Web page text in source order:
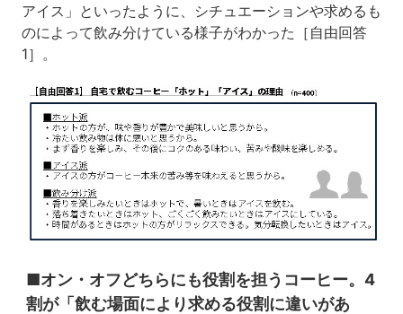
アイス」といったように、シチュエーションや求めるも
のによって飲み分けている様子がわかった［自由回答
1］。
■オン・オフどちらにも役割を担うコーヒー。4
割が「飲む場面により求める役割に違いがあ